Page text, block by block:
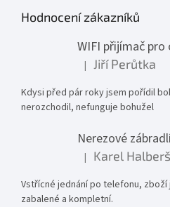
Hodnocení zákazníků
WIFI přijímač pro
Hodnocení produktu
| Jiří Perůtka
Kdysi před pár roky jsem pořídil
nerozchodil, nefunguje bohužel
Hodnocení produktu
| Karel
Vstřícné jednání po telefonu,
zabalené a kompletní.